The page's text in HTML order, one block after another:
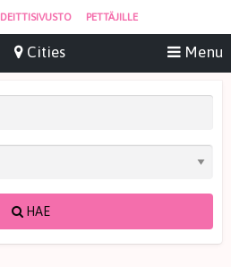
DEITTISIVUSTO PETTÄJILLE
HAE